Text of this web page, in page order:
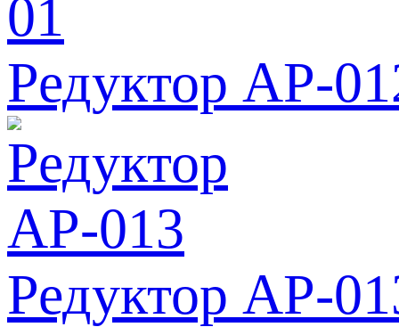
Редуктор АР-
Редуктор АР-